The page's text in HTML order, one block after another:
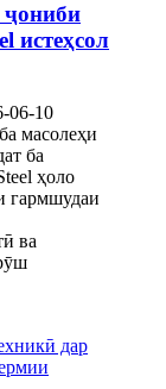
ҷониби
истеҳсол
06-10
масолеҳи
ба
ҳоло
гармшудаи
ва